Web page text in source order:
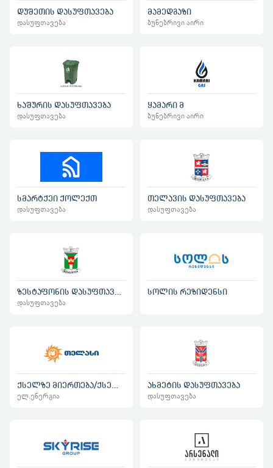
დუშეთის დასუფთავება
დასუფთავება
მამედგაზი
ბუნებრივი აირი
ხაშურის დასუფთავება
დასუფთავება
ყამარი მ
ბუნებრივი აირი
სმარტქეი ქოლექთ
დასუფთავება
თელავის დასუფთავება
დასუფთავება
დასუფთავება
სოლის რეზიდენსი
ელ.ენერგია
ახმეტის დასუფთავება
დასუფთავება